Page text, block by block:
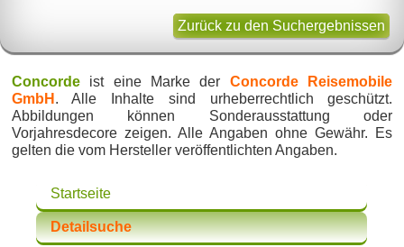
Zurück zu den Suchergebnissen
Concordeist eine Marke der Concorde Reisemobile
GmbH . Alle Inhalte sind urheberrechtlich geschützt.
Abbildungen können Sonderausstattung oder
Vorjahresdecore zeigen. Alle Angaben ohne Gewähr. Es
gelten die vom Hersteller veröffentlichten Angaben.
Startseite
Detailsuche